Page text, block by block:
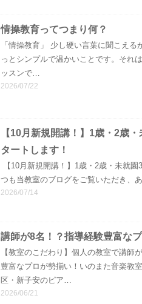
情操教育ってつまり何？
「情操教育」 少し硬い言葉に聞こえ
っとシンプルで温かいことです。それ
ッスンで…
2026/07/22
【10月新規開講！】1歳・2歳
タートします！
【10月新規開講！】1歳・2歳・未就
つも当教室のブログをご覧いただき、
2026/07/14
講師が8名！？指導経験豊富な
【教室のこだわり】個人の教室で講師
豊富なプロが勢揃い！いのまた音楽教
区・新子安のピア…
2026/06/21